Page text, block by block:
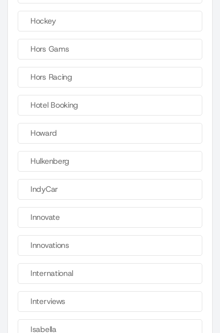
Hockey
Hors Gams
Hors Racing
Hotel Booking
Howard
Hulkenberg
IndyCar
Innovate
Innovations
International
Interviews
Isabella